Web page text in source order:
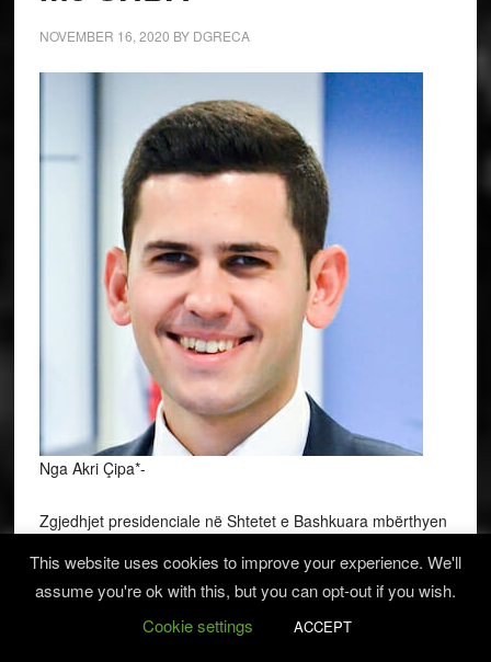
NOVEMBER 16, 2020 BY DGRECA
Nga Akri Çipa*-
Zgjedhjet presidenciale në Shtetet e Bashkuara mbërthyen
Duke presupozuar të mbyllur tashmë procesin elektoral,
pavarësisht zgjatimit të disa proceseve burokratike dhe
ligjore, diskutime të shumta kanë filluar nga të dyja anët e
Atlantikut për ardhmërinë e politikës së jashtme amerikane
This website uses cookies to improve your experience. We'll
assume you're ok with this, but you can opt-out if you wish.
Cookie settings
ACCEPT